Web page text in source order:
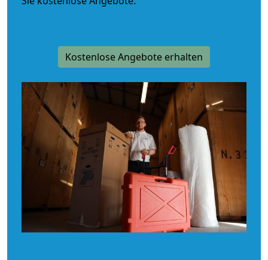
Kostenlose Angebote erhalten